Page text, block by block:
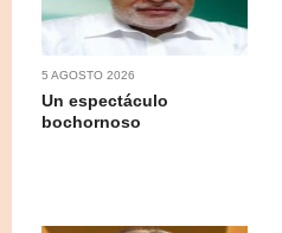
5 AGOSTO 2026
Un espectáculo
bochornoso